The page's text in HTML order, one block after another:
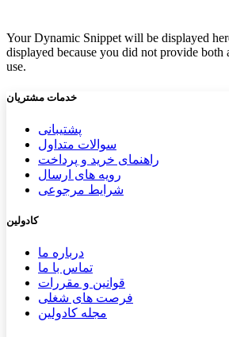
Your Dynamic Snippet will be displayed
displayed because you did not provide both
use.
خدمات مشتریان
پشتیب​​انی
سوالات متداول
راهنمای خرید و پرداخت
رویه های ارسال
شرایط مرجوعی
کادولین
درباره ما
تماس با ما
قوانین و مقررات
فرصت های شغلی
مجله کادولین